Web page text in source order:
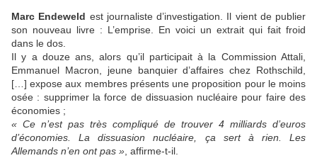
Marc Endeweld est journaliste d’investigation. Il vient de publier
son nouveau livre : L’emprise. En voici un extrait qui fait froid
dans le dos.
Il y a douze ans, alors qu’il participait à la Commission Attali,
Emmanuel Macron, jeune banquier d’affaires chez Rothschild,
[…] expose aux membres présents une proposition pour le moins
osée : supprimer la force de dissuasion nucléaire pour faire des
économies ;
« Ce n’est pas très compliqué de trouver 4 milliards d’euros
d’économies. La dissuasion nucléaire, ça sert à rien. Les
Allemands n’en ont pas » , affirme-t-il.